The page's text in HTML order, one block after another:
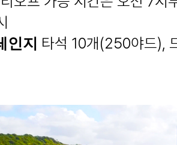
인지 타석 10개(250야드),